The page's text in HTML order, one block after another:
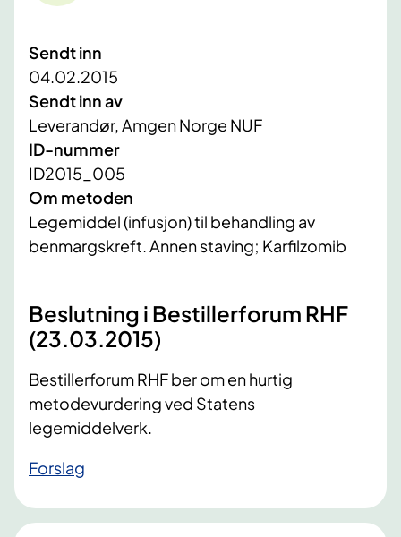
Sendt inn
04.02.2015
Sendt inn av
Leverandør, Amgen Norge NUF
ID-nummer
ID2015_005
Om metoden
Legemiddel (infusjon) til behandling av
benmargskreft. Annen staving; Karfilzomib
Beslutning i Bestillerforum RHF
(23.03.2015)
​​Bestillerforum RHF ber om en hurtig
metodevurdering ved Statens
legemiddelverk.
​Forslag